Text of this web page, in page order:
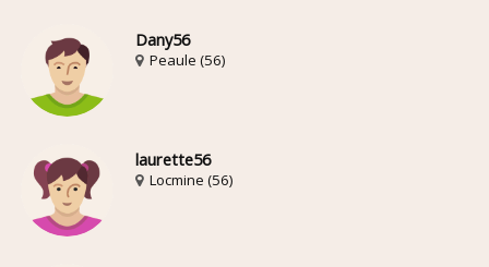
Dany56
Peaule (56)
laurette56
Locmine (56)